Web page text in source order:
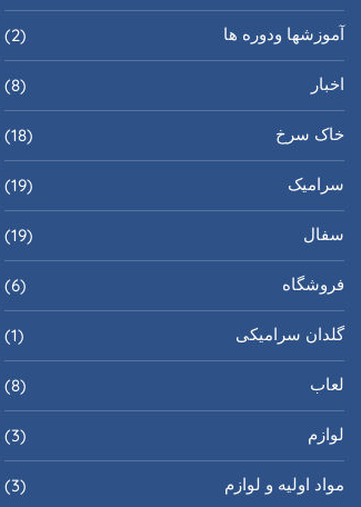
آموزشها ودوره ها (2)
اخبار (8)
خاک سرخ (18)
سرامیک (19)
سفال (19)
فروشگاه (6)
گلدان سرامیکی (1)
لعاب (8)
لوازم (3)
مواد اولیه و لوازم (3)